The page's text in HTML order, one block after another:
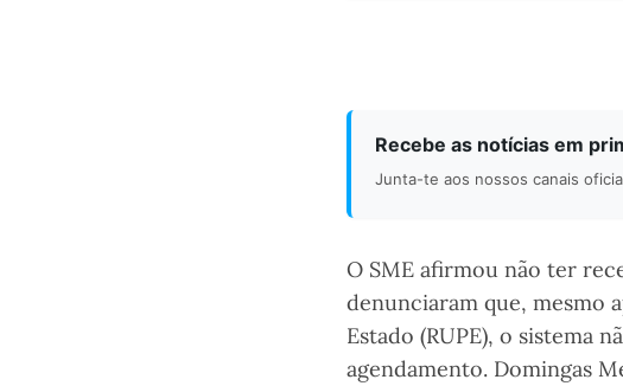
Recebe as notícias em
Junta-te aos nossos canais
O SME afirmou não ter
denunciaram que, mesmo
Estado (RUPE), o sistema
agendamento. Domingas